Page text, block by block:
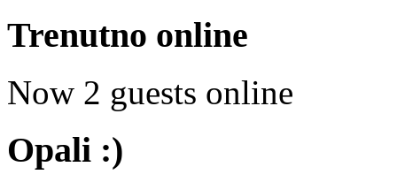
Trenutno online
Now 2 guests online
Opali :)